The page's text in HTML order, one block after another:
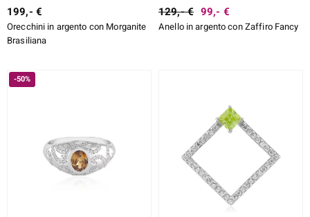
199,- €
Orecchini in argento con Morganite
Brasiliana
129,- € 99,- €
Anello in argento con Zaffiro Fancy
-50%